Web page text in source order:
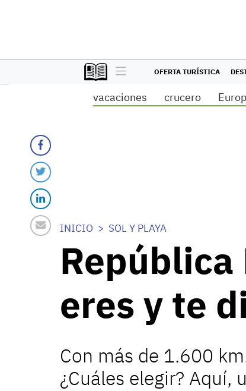
OFERTA TURÍSTICA
vacaciones crucero
INICIO SOL Y PLAYA
eres y te
Con más de 1.600
¿Cuáles elegir? Aquí,